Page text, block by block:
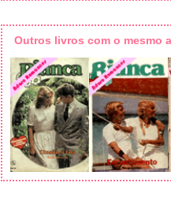
Outros livros com o mesmo